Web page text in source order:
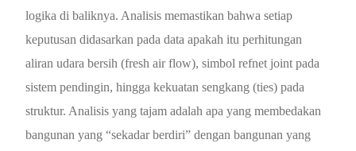
logika di baliknya. Analisis memastikan bahwa setiap
keputusan didasarkan pada data apakah itu perhitungan
aliran udara bersih (fresh air flow), simbol refnet joint pada
sistem pendingin, hingga kekuatan sengkang (ties) pada
struktur. Analisis yang tajam adalah apa yang membedakan
bangunan yang “sekadar berdiri” dengan bangunan yang